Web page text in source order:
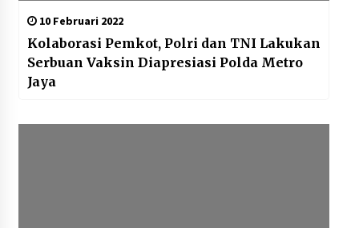
10 Februari 2022
Kolaborasi Pemkot, Polri dan TNI Lakukan
Serbuan Vaksin Diapresiasi Polda Metro
Jaya